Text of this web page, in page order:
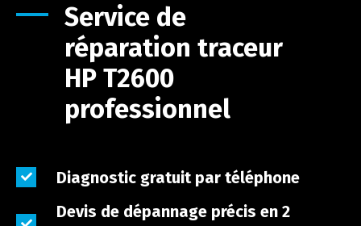
Service de
réparation traceur
HP T2600
professionnel
Diagnostic gratuit par téléphone
Devis de dépannage précis en 2